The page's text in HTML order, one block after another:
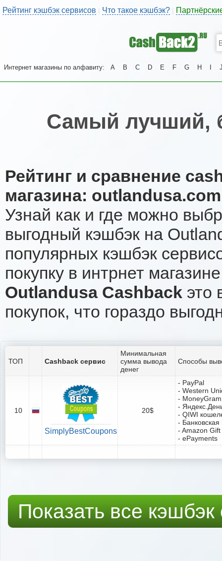
Рейтинг кэшбэк сервисов | Что такое кэшбэк?
Интернет магазины по алфавиту: A B C D E F G H
Самый лучший,
Рейтинг и сравнение
магазина: outlandusa.com
Узнай как и где можно
выгодный кэшбэк на
популярных кэшбэк
покупку в интрнет
Outlandusa Cashback это
покупок, что гораздо
ТОП Cashback сервис
Минимальная
сумма вывода
денег
Способы
10
SimplyBestCoupons
20$
- PayPal
- Western
- MoneyGram
-
- QIWI
-
- Amazon
- ePayments
Показать все